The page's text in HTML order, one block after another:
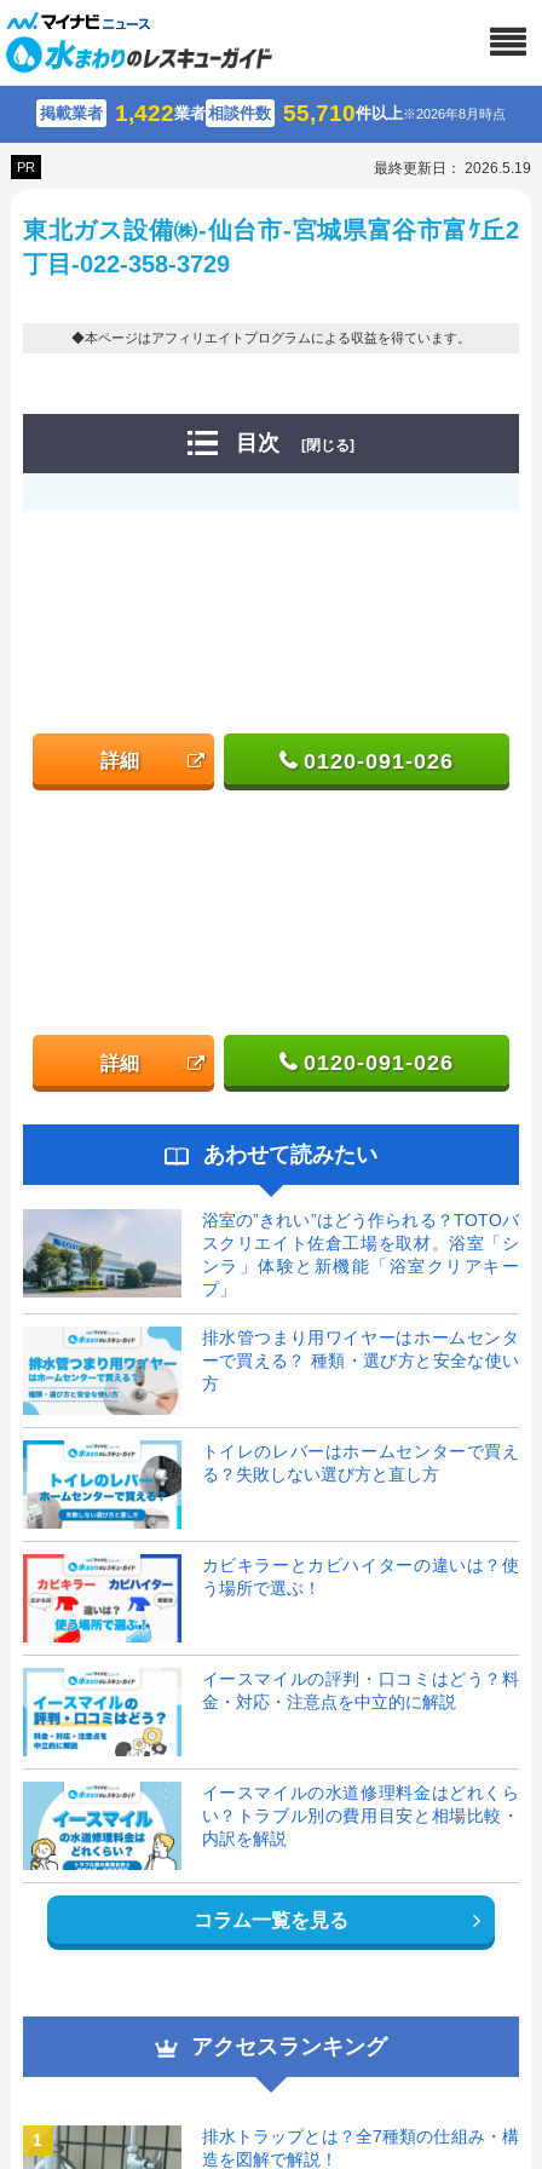
掲載業者 1,422業者相談件数 55,710件以上※2026年8月時点
PR 最終更新日： 2026.5.19
東北ガス設備㈱-仙台市-宮城県富谷市富ｹ丘2
丁目-022-358-3729
◆本ページはアフィリエイトプログラムによる収益を得ています。
目次 [閉じる]
詳細 0120-091-026
詳細 0120-091-026
あわせて読みたい
浴室の”きれい”はどう作られる？TOTOバ
スクリエイト佐倉工場を取材。浴室「シ
ンラ」体験と新機能「浴室クリアキー
プ」
排水管つまり用ワイヤーはホームセンタ
ーで買える？ 種類・選び方と安全な使い
方
トイレのレバーはホームセンターで買え
る？失敗しない選び方と直し方
カビキラーとカビハイターの違いは？使
う場所で選ぶ！
イースマイルの評判・口コミはどう？料
金・対応・注意点を中立的に解説
イースマイルの水道修理料金はどれくら
い？トラブル別の費用目安と相場比較・
内訳を解説
コラム一覧を見る
アクセスランキング
1
排水トラップとは？全7種類の仕組み・構
造を図解で解説！